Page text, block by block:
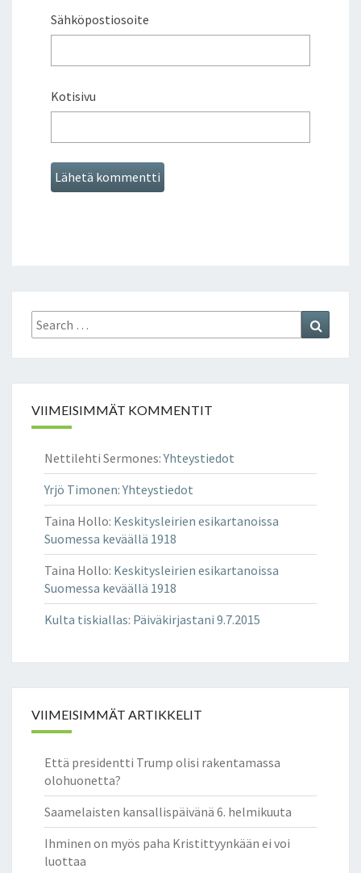
Sähköpostiosoite
Kotisivu
Search
for:
VIIMEISIMMÄT KOMMENTIT
Nettilehti Sermones:Yhteystiedot
Yrjö Timonen:Yhteystiedot
Taina Hollo: Keskitysleirien esikartanoissa
Suomessa keväällä 1918
Taina Hollo: Keskitysleirien esikartanoissa
Suomessa keväällä 1918
Kulta tiskiallas: Päiväkirjastani 9.7.2015
VIIMEISIMMÄT ARTIKKELIT
Että presidentti Trump olisi rakentamassa
olohuonetta?
Saamelaisten kansallispäivänä 6. helmikuuta
Ihminen on myös paha Kristittyynkään ei voi
luottaa